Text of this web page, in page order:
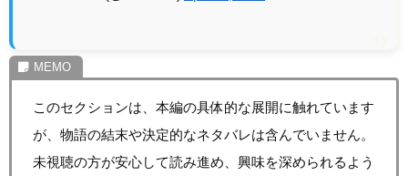
このセクションは、本編の具体的な展開に触れています
が、物語の結末や決定的なネタバレは含んでいません。
未視聴の方が安心して読み進め、興味を深められるよう